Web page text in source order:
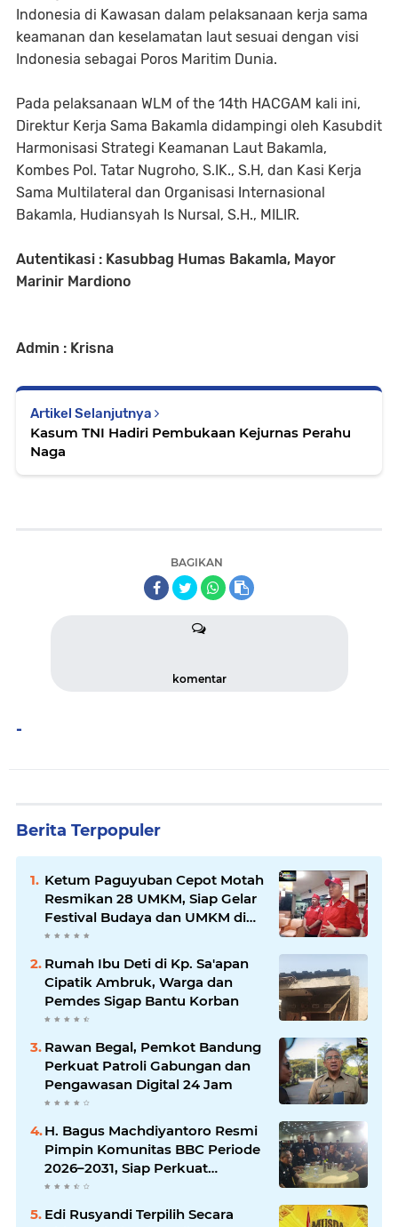
Indonesia di Kawasan dalam pelaksanaan kerja sama
keamanan dan keselamatan laut sesuai dengan visi
Indonesia sebagai Poros Maritim Dunia.
Pada pelaksanaan WLM of the 14th HACGAM kali ini,
Direktur Kerja Sama Bakamla didampingi oleh Kasubdit
Harmonisasi Strategi Keamanan Laut Bakamla,
Kombes Pol. Tatar Nugroho, S.IK., S.H, dan Kasi Kerja
Sama Multilateral dan Organisasi Internasional
Bakamla, Hudiansyah Is Nursal, S.H., MILIR.
Autentikasi : Kasubbag Humas Bakamla, Mayor
Marinir Mardiono
Admin : Krisna
Artikel Selanjutnya
Kasum TNI Hadiri Pembukaan Kejurnas Perahu
Naga
BAGIKAN
komentar
-
Berita Terpopuler
Ketum Paguyuban Cepot Motah
Resmikan 28 UMKM, Siap Gelar
Festival Budaya dan UMKM di
Jalan Braga
Rumah Ibu Deti di Kp. Sa'apan
Cipatik Ambruk, Warga dan
Pemdes Sigap Bantu Korban
Rawan Begal, Pemkot Bandung
Perkuat Patroli Gabungan dan
Pengawasan Digital 24 Jam
H. Bagus Machdiyantoro Resmi
Pimpin Komunitas BBC Periode
2026–2031, Siap Perkuat
Solidaritas dan Hadirkan
Masyarakat
Edi Rusyandi Terpilih Secara